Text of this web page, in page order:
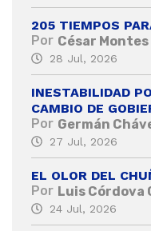
205 TIEMPOS
Por César Montes
28 Jul, 2026
INESTABILIDAD
CAMBIO DE
Por Germán
27 Jul, 2026
EL OLOR DEL
Por Luis Córdova
24 Jul, 2026